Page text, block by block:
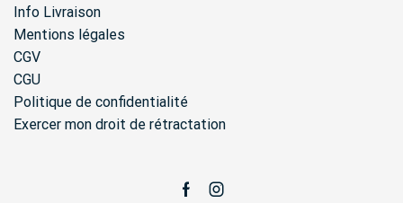
Info Livraison
Mentions légales
CGV
CGU
Politique de confidentialité
Exercer mon droit de rétractation
FacebookInstagram